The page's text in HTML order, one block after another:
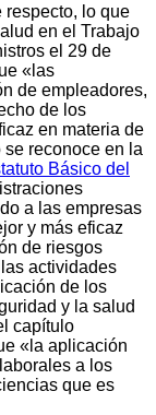
respecto, lo que
en el Trabajo
el 29 de
«las
de empleadores,
de los
en materia de
reconoce en la
Básico del
a las empresas
y más eficaz
de riesgos
actividades
de los
y la salud
capítulo
«la aplicación
a los
que es